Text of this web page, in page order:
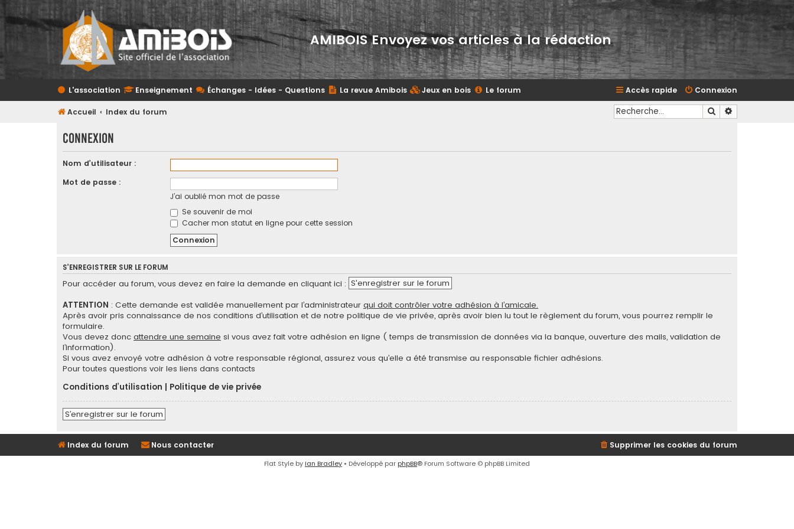
AMIBOIS Envoyez vos articles à la rédaction
L'association Enseignement Échanges - Idées - Questions La revue Amibois Jeux en bois Le forum Connexion
Accès rapide
Accueil Index du forum Rechercher
Connexion
Nom d’utilisateur :
Mot de passe :
J’ai oublié mon mot de passe
Se souvenir de moi
Cacher mon statut en ligne pour cette session
S’ENREGISTRER SUR LE FORUM
Pour accéder au forum, vous devez en faire la demande en cliquant ici : S'enregistrer sur le forum
ATTENTION : Cette demande est validée manuellement par l’administrateur qui doit contrôler votre adhésion à l’amicale.
Après avoir pris connaissance de nos conditions d’utilisation et de notre politique de vie privée, après avoir bien lu tout le règlement du forum, vous pourrez remplir le
formulaire.
Vous devez donc attendre une semaine si vous avez fait votre adhésion en ligne ( temps de transmission de données via la banque, ouverture des mails, validation de
l’information).
Si vous avez envoyé votre adhésion à votre responsable régional, assurez vous qu’elle a été transmise au responsable fichier adhésions.
Pour toutes questions voir les liens dans contacts
Conditions d’utilisation
Politique de vie privée
S’enregistrer sur le forum
Index du forum Nous contacter Supprimer les cookies du forum
Flat Style by Ian Bradley • Développé par phpBB® Forum Software © phpBB Limited